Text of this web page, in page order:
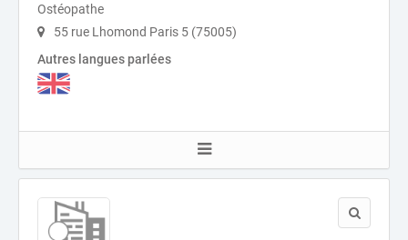
Ostéopathe
55 rue Lhomond Paris 5 (75005)
Autres langues parlées